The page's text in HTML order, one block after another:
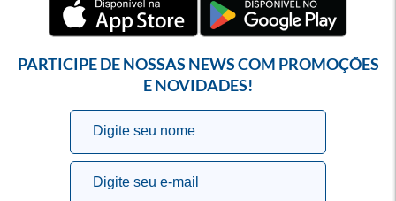
PARTICIPE DE NOSSAS NEWS COM PROMOÇÕES
E NOVIDADES!